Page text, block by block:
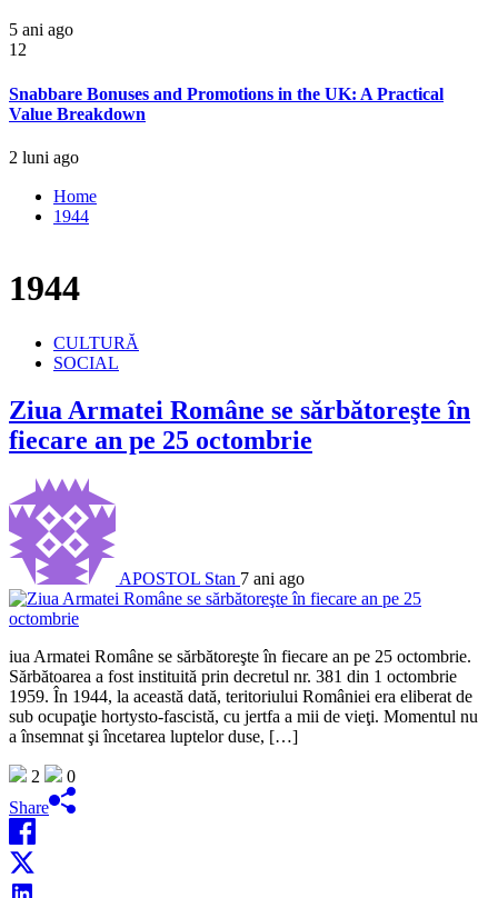
5 ani ago
12
Snabbare Bonuses and Promotions in the UK: A Practical
Value Breakdown
2 luni ago
Home
1944
1944
CULTURĂ
SOCIAL
Ziua Armatei Române se sărbătoreşte în
fiecare an pe 25 octombrie
APOSTOL Stan 7 ani ago
iua Armatei Române se sărbătoreşte în fiecare an pe 25 octombrie.
Sărbătoarea a fost instituită prin decretul nr. 381 din 1 octombrie
1959. În 1944, la această dată, teritoriului României era eliberat de
sub ocupaţie hortysto-fascistă, cu jertfa a mii de vieţi. Momentul nu
a însemnat şi încetarea luptelor duse, […]
2
0
Share